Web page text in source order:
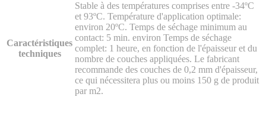
Caractéristiques
techniques
Stable à des températures comprises entre -34ºC
et 93ºC. Température d'application optimale:
environ 20ºC. Temps de séchage minimum au
contact: 5 min. environ Temps de séchage
complet: 1 heure, en fonction de l'épaisseur et du
nombre de couches appliquées. Le fabricant
recommande des couches de 0,2 mm d'épaisseur,
ce qui nécessitera plus ou moins 150 g de produit
par m2.